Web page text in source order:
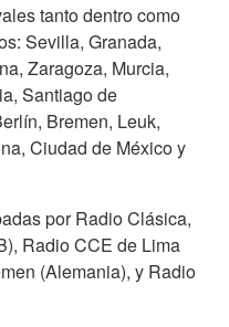
tanto dentro como
Sevilla, Granada,
Zaragoza, Murcia,
Santiago de
Bremen, Leuk,
Ciudad de México y
por Radio Clásica,
Radio CCE de Lima
(Alemania), y Radio